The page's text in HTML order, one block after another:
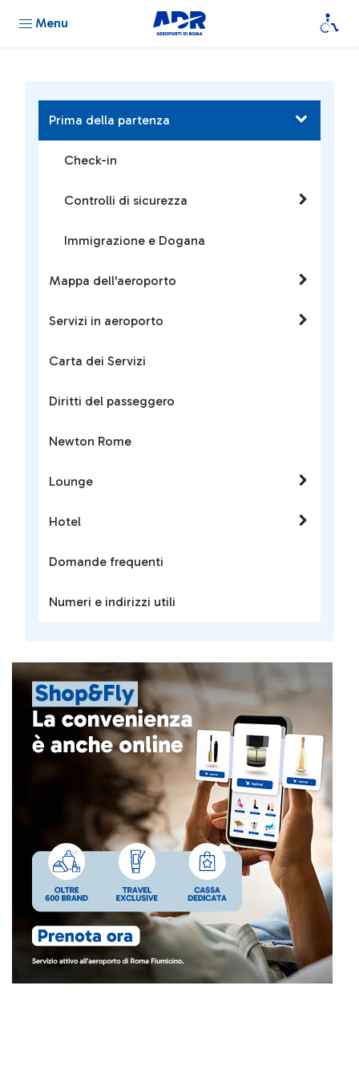
Menu
Prima della partenza
Check-in
Controlli di sicurezza
Immigrazione e Dogana
Mappa dell'aeroporto
Servizi in aeroporto
Carta dei Servizi
Diritti del passeggero
Newton Rome
Lounge
Hotel
Domande frequenti
Numeri e indirizzi utili